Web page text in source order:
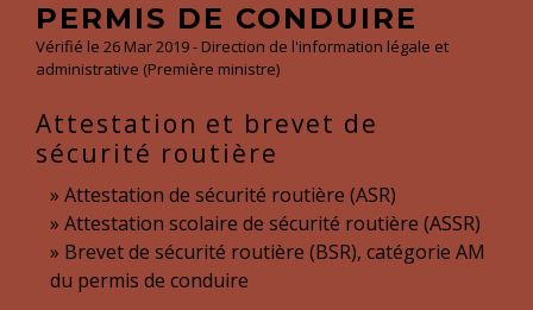
PERMIS DE CONDUIRE
Vérifié le 26 Mar 2019 - Direction de l'information légale et
administrative (Première ministre)
Attestation et brevet de
sécurité routière
Attestation de sécurité routière (ASR)
Attestation scolaire de sécurité routière (ASSR)
Brevet de sécurité routière (BSR), catégorie AM
du permis de conduire